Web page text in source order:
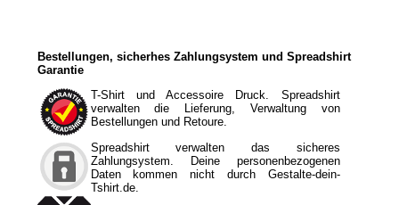
Bestellungen, sicherhes Zahlungsystem und Spreadshirt
Garantie
T-Shirt und Accessoire Druck. Spreadshirt
verwalten die Lieferung, Verwaltung von
Bestellungen und Retoure.
Spreadshirt verwalten das sicheres
Zahlungsystem. Deine personenbezogenen
Daten kommen nicht durch Gestalte-dein-
Tshirt.de.